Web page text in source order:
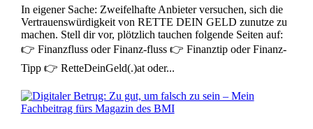
In eigener Sache: Zweifelhafte Anbieter versuchen, sich die
Vertrauenswürdigkeit von RETTE DEIN GELD zunutze zu
machen. Stell dir vor, plötzlich tauchen folgende Seiten auf:
👉 Finanzfluss oder Finanz-fluss 👉 Finanztip oder Finanz-
Tipp 👉 RetteDeinGeld(.)at oder...